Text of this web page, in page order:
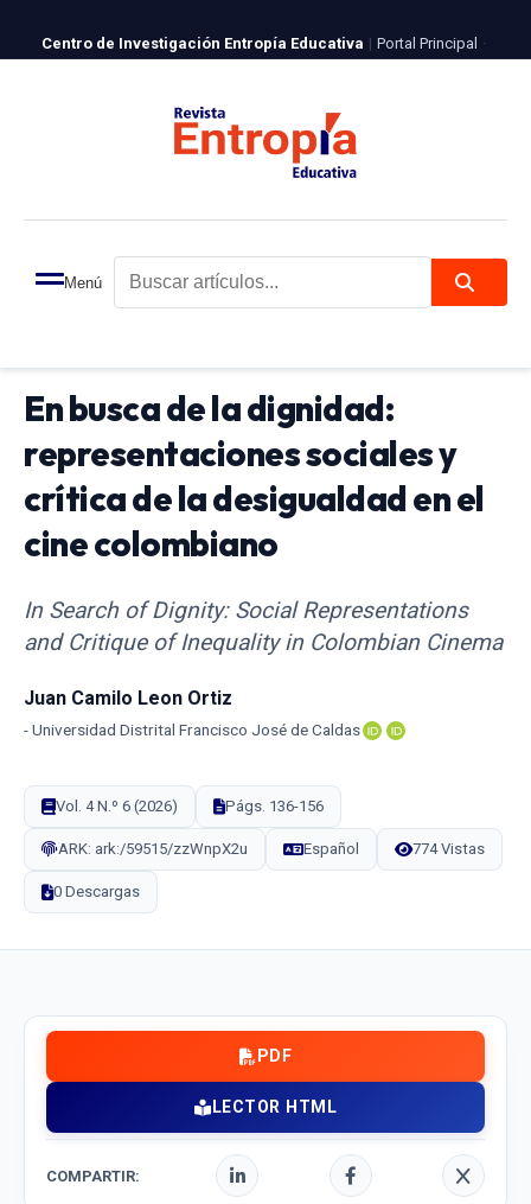
Centro de Investigación Entropía Educativa | Portal Principal ·
Registro
Menú
En busca de la dignidad:
representaciones sociales y
crítica de la desigualdad en el
cine colombiano
In Search of Dignity: Social Representations
and Critique of Inequality in Colombian Cinema
Juan Camilo Leon Ortiz
Universidad Distrital Francisco José de Caldas
Vol. 4 N.º 6 (2026) Págs. 136-156
ARK: ark:/59515/zzWnpX2u Español 774 Vistas
0 Descargas
PDF
LECTOR HTML
COMPARTIR: